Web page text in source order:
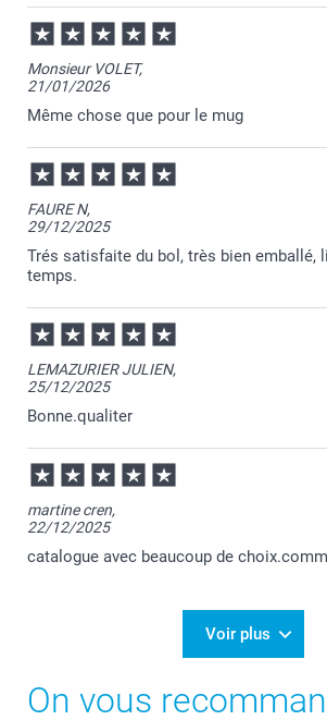
26/02/2026
10:38
Bonjour Martine,
Merci pour votre commande et je
ressenti au service concerné.
Votre avis est très important pour
améliorer.
Nous restons à votre écoute et je
belle journée.
Cordialement,
Florence@smartphoto
Monsieur VOLET,
21/01/2026
Même chose que pour le mug
FAURE N,
29/12/2025
Trés satisfaite du bol, très bien emballé,
temps.
LEMAZURIER JULIEN,
25/12/2025
Bonne.qualiter
martine cren,
22/12/2025
catalogue avec beaucoup de
Voir plus
On vous